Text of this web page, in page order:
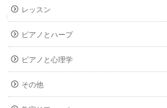
レッスン
ピアノとハープ
ピアノと心理学
その他